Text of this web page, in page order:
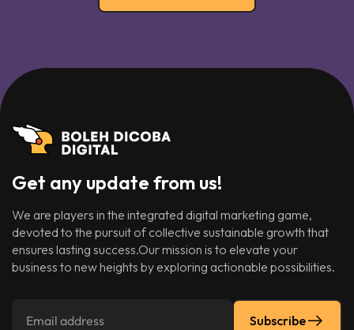
Get any update from us!
We are players in the integrated digital marketing game,
devoted to the pursuit of collective sustainable growth that
ensures lasting success.Our mission is to elevate your
business to new heights by exploring actionable possibilities.
Subscribe